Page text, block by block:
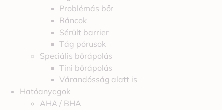
Problémás bőr
Ráncok
Sérült barrier
Tág pórusok
Speciális bőrápolás
Tini bőrápolás
Várandósság alatt is
Hatóanyagok
AHA / BHA